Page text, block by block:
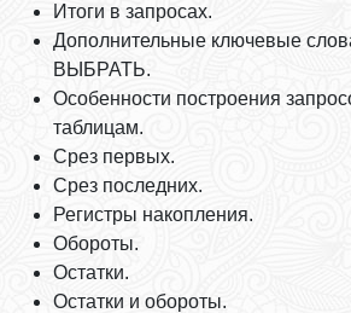
Итоги в запросах.
Дополнительные ключевые
ВЫБРАТЬ.
Особенности построения
таблицам.
Срез первых.
Срез последних.
Регистры накопления.
Обороты.
Остатки.
Остатки и обороты.